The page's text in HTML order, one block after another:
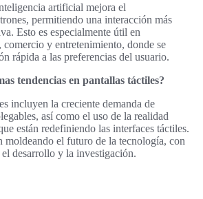
artificial mejora el
permitiendo una interacción más
Esto es especialmente útil en
comercio y entretenimiento, donde se
rápida a las preferencias del usuario.
tendencias en pantallas táctiles?
incluyen la creciente demanda de
así como el uso de la realidad
están redefiniendo las interfaces táctiles.
moldeando el futuro de la tecnología, con
desarrollo y la investigación.